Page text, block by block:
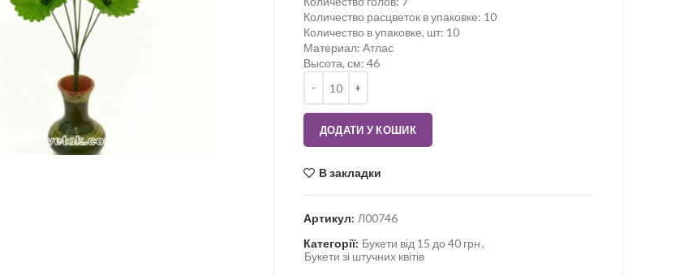
Количество расцветок в упаковке: 10
Количество в упаковке, шт: 10
Материал: Атлас
Высота, см: 46
ДОДАТИ У КОШИК
В закладки
Артикул: Л00746
Категорії: Букети від 15 до 40 грн,
Букети зі штучних квітів